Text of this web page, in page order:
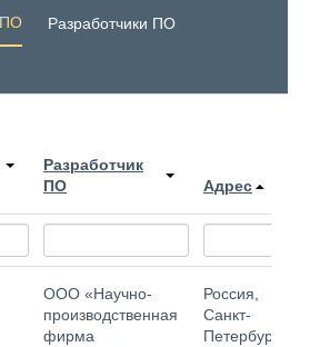
ПО Разработчики ПО
Разработчик
ПО
Адрес
ООО «Научно-
производственная
фирма
Россия,
Санкт-
Петербург